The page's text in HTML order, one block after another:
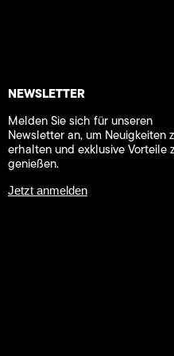
NEWSLETTER
Melden Sie sich für unseren
Newsletter an, um Neuigkeiten
erhalten und exklusive Vorteile
genießen.
Jetzt anmelden